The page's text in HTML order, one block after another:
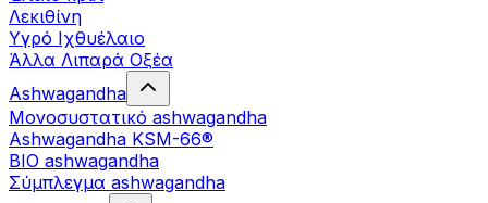
Λεκιθίνη
Υγρό Ιχθυέλαιο
Άλλα Λιπαρά Οξέα
Ashwagandha
Μονοσυστατικό ashwagandha
Ashwagandha KSM-66®
BIO ashwagandha
Σύμπλεγμα ashwagandha